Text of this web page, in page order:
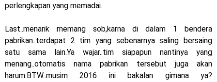
2023 !
Honda Rilis CBR1000RR-R 2023 Anniversary Edition !
MotoGP Amerika : Alex Rins berhasil juara pertama dan
perlengkapan yang memadai.
Last..menarik memang sob,karna di dalam 1 bendera
pabrikan..terdapat 2 tim yang sebenarnya saling bersaing
satu sama lain.Ya wajar..tim siapapun nantinya yang
menang..otomatis nama pabrikan tersebut juga akan
harum.BTW..musim 2016 ini bakalan gimana ya?